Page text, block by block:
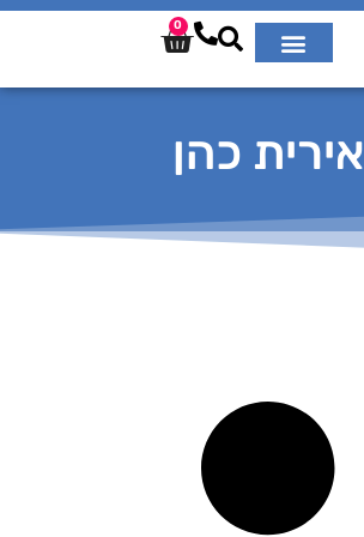
0
אירית כהן